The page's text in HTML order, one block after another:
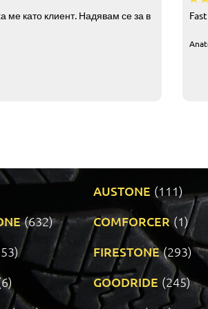
ме като клиент. Надявам се за в
AUSTONE (111)
(632) COMFORCER (1)
FIRESTONE (293)
GOODRIDE (245)